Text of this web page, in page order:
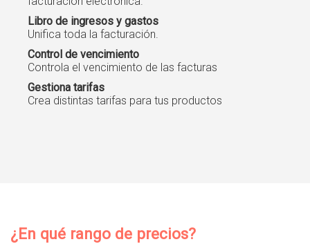
Libro de ingresos y gastos
Unifica toda la facturación.
Control de vencimiento
Controla el vencimiento de las facturas
Gestiona tarifas
Crea distintas tarifas para tus productos
¿En qué rango de precios?